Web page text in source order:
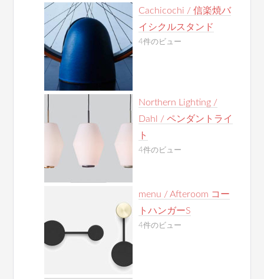
Cachicochi / 信楽焼バ
イシクルスタンド
4件のビュー
Northern Lighting /
Dahl / ペンダントライ
ト
4件のビュー
menu / Afteroom コー
トハンガーS
4件のビュー